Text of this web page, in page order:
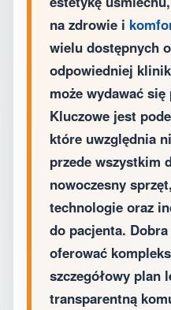
na zdrowie i
wielu dostępnych
odpowiedniej
może wydawać się
Kluczowe jest
które uwzględnia
przede wszystkim
nowoczesny
technologie oraz
do pacjenta.
oferować
szczegółowy plan
transparentną